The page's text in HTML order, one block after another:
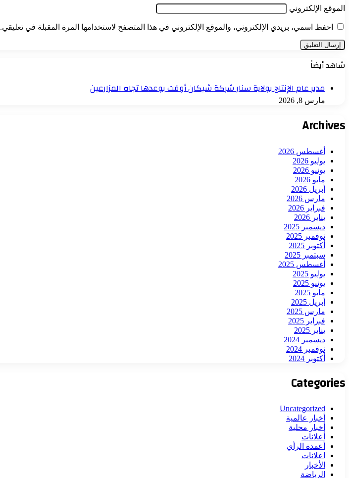
الموقع الإلكتروني
احفظ اسمي، بريدي الإلكتروني، والموقع الإلكتروني في هذا المتصفح لاستخدامها المرة المقبلة في تعليقي.
شاهد أيضاً
مدير عام الإنتاج بولاية سنار شركة شيكان أوفت بوعدها تجاه المزارعين
مارس 8, 2026
Archives
أغسطس 2026
يوليو 2026
يونيو 2026
مايو 2026
أبريل 2026
مارس 2026
فبراير 2026
يناير 2026
ديسمبر 2025
نوفمبر 2025
أكتوبر 2025
سبتمبر 2025
أغسطس 2025
يوليو 2025
يونيو 2025
مايو 2025
أبريل 2025
مارس 2025
فبراير 2025
يناير 2025
ديسمبر 2024
نوفمبر 2024
أكتوبر 2024
Categories
Uncategorized
أخبار عالمية
أخبار محلية
أعلانات
أعمدة الرأي
اعلانات
الأخبار
الرياضة